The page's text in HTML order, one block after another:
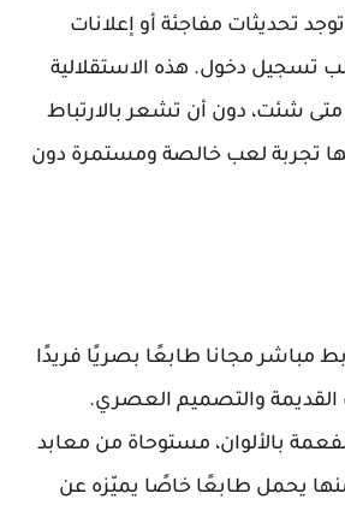
تحديثات مفاجئة أو إعلانات
تسجيل دخول. هذه الاستقلالية
شئت، دون أن تشعر بالارتباط
تجربة لعب خالصة ومستمرة دون
مباشر مجانا طابعًا بصريًا فريدًا
القديمة والتصميم العصري.
بالألوان، مستوحاة من معابد
يحمل طابعًا خاصًا يميّزه عن